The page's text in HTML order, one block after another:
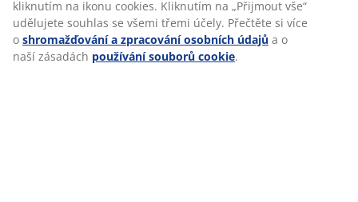
SLUŽEB ZÁKAZNÍKŮM
Práce v oblasti služeb zákazníkům posílila
Johannino sebevědomí, odolnost vůči tlaku a
kliknutím na ikonu cookies. Kliknutím na „Přijmout vše“
udělujete souhlas se všemi třemi účely. Přečtěte si více
o shromažďování a zpracování osobních údajů a o
naší zásadách používání souborů cookie.